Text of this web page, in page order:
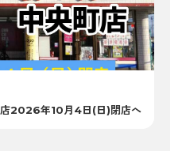
店2026年10月4日(日)閉店へ